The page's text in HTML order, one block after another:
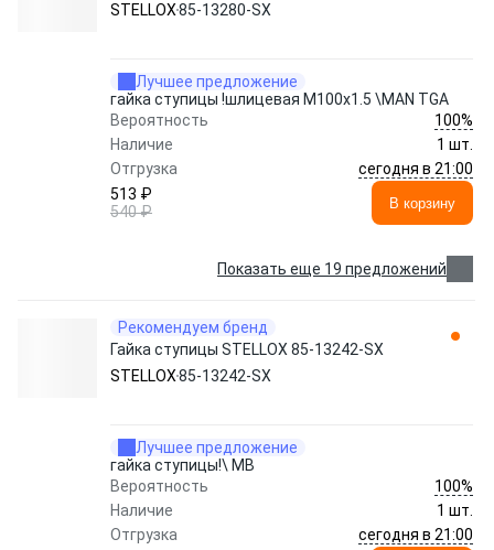
STELLOX85-13280-SX
Лучшее предложение
гайка ступицы !шлицевая M100x1.5 \MAN TGA
Вероятность
100%
Наличие
1 шт.
Отгрузка
сегодня в 21:00
513 ₽
540 ₽
В корзину
Показать еще 19 предложений
Рекомендуем бренд
Гайка ступицы STELLOX 85-13242-SX
STELLOX85-13242-SX
Лучшее предложение
гайка ступицы!\ MB
Вероятность
100%
Наличие
1 шт.
Отгрузка
сегодня в 21:00